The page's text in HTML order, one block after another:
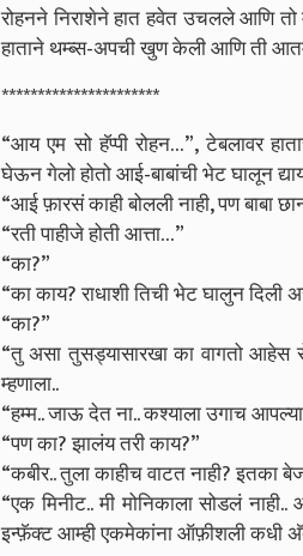
रोहनने निराशेने हात हवेत उचलले आणि तो
हाताने थम्ब्स-अपची खुण केली आणि ती
**********************
“आय एम सो हॅप्पी रोहन…”, टेबलावर
घेऊन गेलो होतो आई-बाबांची भेट घालून
“आई फ़ारसं काही बोलली नाही, पण बाबा
“रती पाहीजे होती आत्ता…”
“का?”
“का काय? राधाशी तिची भेट घालुन दिली
“का?”
“तु असा तुसड्यासारखा का वागतो आहेस
म्हणाला..
“हम्म.. जाऊ देत ना.. कश्याला उगाच
“पण का? झालंय तरी काय?”
“कबीर.. तुला काहीच वाटत नाही? इतका
“एक मिनीट.. मी मोनिकाला सोडलं
इन्फ़ॅक्ट आम्ही एकमेकांना ऑफ़ीशली कधी